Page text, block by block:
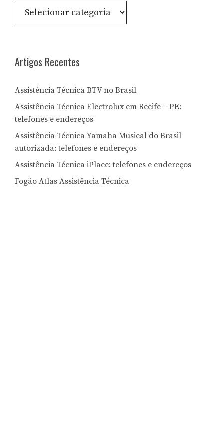
Consulte
por
Artigos Recentes
Assistência Técnica BTV no Brasil
Assistência Técnica Electrolux em Recife – PE:
telefones e endereços
Assistência Técnica Yamaha Musical do Brasil
autorizada: telefones e endereços
Assistência Técnica iPlace: telefones e endereços
Fogão Atlas Assistência Técnica